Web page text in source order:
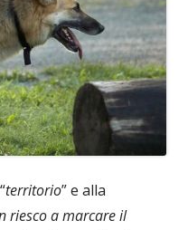
territorio” e alla
riesco a marcare il